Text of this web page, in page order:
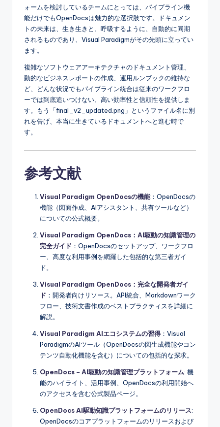
ォームを検討しているチームにとっては、パイプライン機
能だけでもOpenDocsは魅力的な選択肢です。ドキュメン
トの未来は、生き生きと、呼吸するように、自動的に同期
されるものであり、Visual Paradigmがその先頭に立ってい
ます。
複雑なソフトウェアアーキテクチャのドキュメント管理、
動的なビジネスレポートの作成、運用ルンブックの維持な
ど、どんな状況でもパイプライン統合は従来のワークフロ
ーでは到底追いつけない、高い効率性と信頼性を提供しま
す。もう「final_v2_updated.png」というファイル名に別
れを告げ、本当に生きているドキュメントへと進む時で
す。
参考文献
Visual Paradigm OpenDocsの機能 ：OpenDocsの
機能（図面作成、AIアシスタント、共有ツールなど）
についての公式概要。
Visual Paradigm OpenDocs：AI駆動の知識管理の
完全ガイド ：OpenDocsのセットアップ、ワークフロ
ー、高度な利用事例を網羅した包括的な第三者ガイ
ド。
Visual Paradigm OpenDocs：完全な開発者ガイ
ド ：開発者向けリソース。API統合、Markdownワーク
フロー、技術文書作成のベストプラクティスを詳細に
解説。
Visual Paradigm AIエコシステムの習得：Visual
ParadigmのAIツール（OpenDocsの図生成機能やコン
テンツ自動化機能を含む）についての包括的な探求。
OpenDocs – AI駆動の知識管理プラットフォーム: 機
能のハイライト、活用事例、OpenDocsの利用開始へ
のアクセスを含む公式製品ページ。
OpenDocs AI駆動知識プラットフォームのリリース:
OpenDocsのコアプラットフォームのリリースおよび